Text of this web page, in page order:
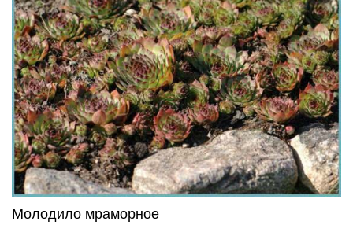
Молодило мраморное